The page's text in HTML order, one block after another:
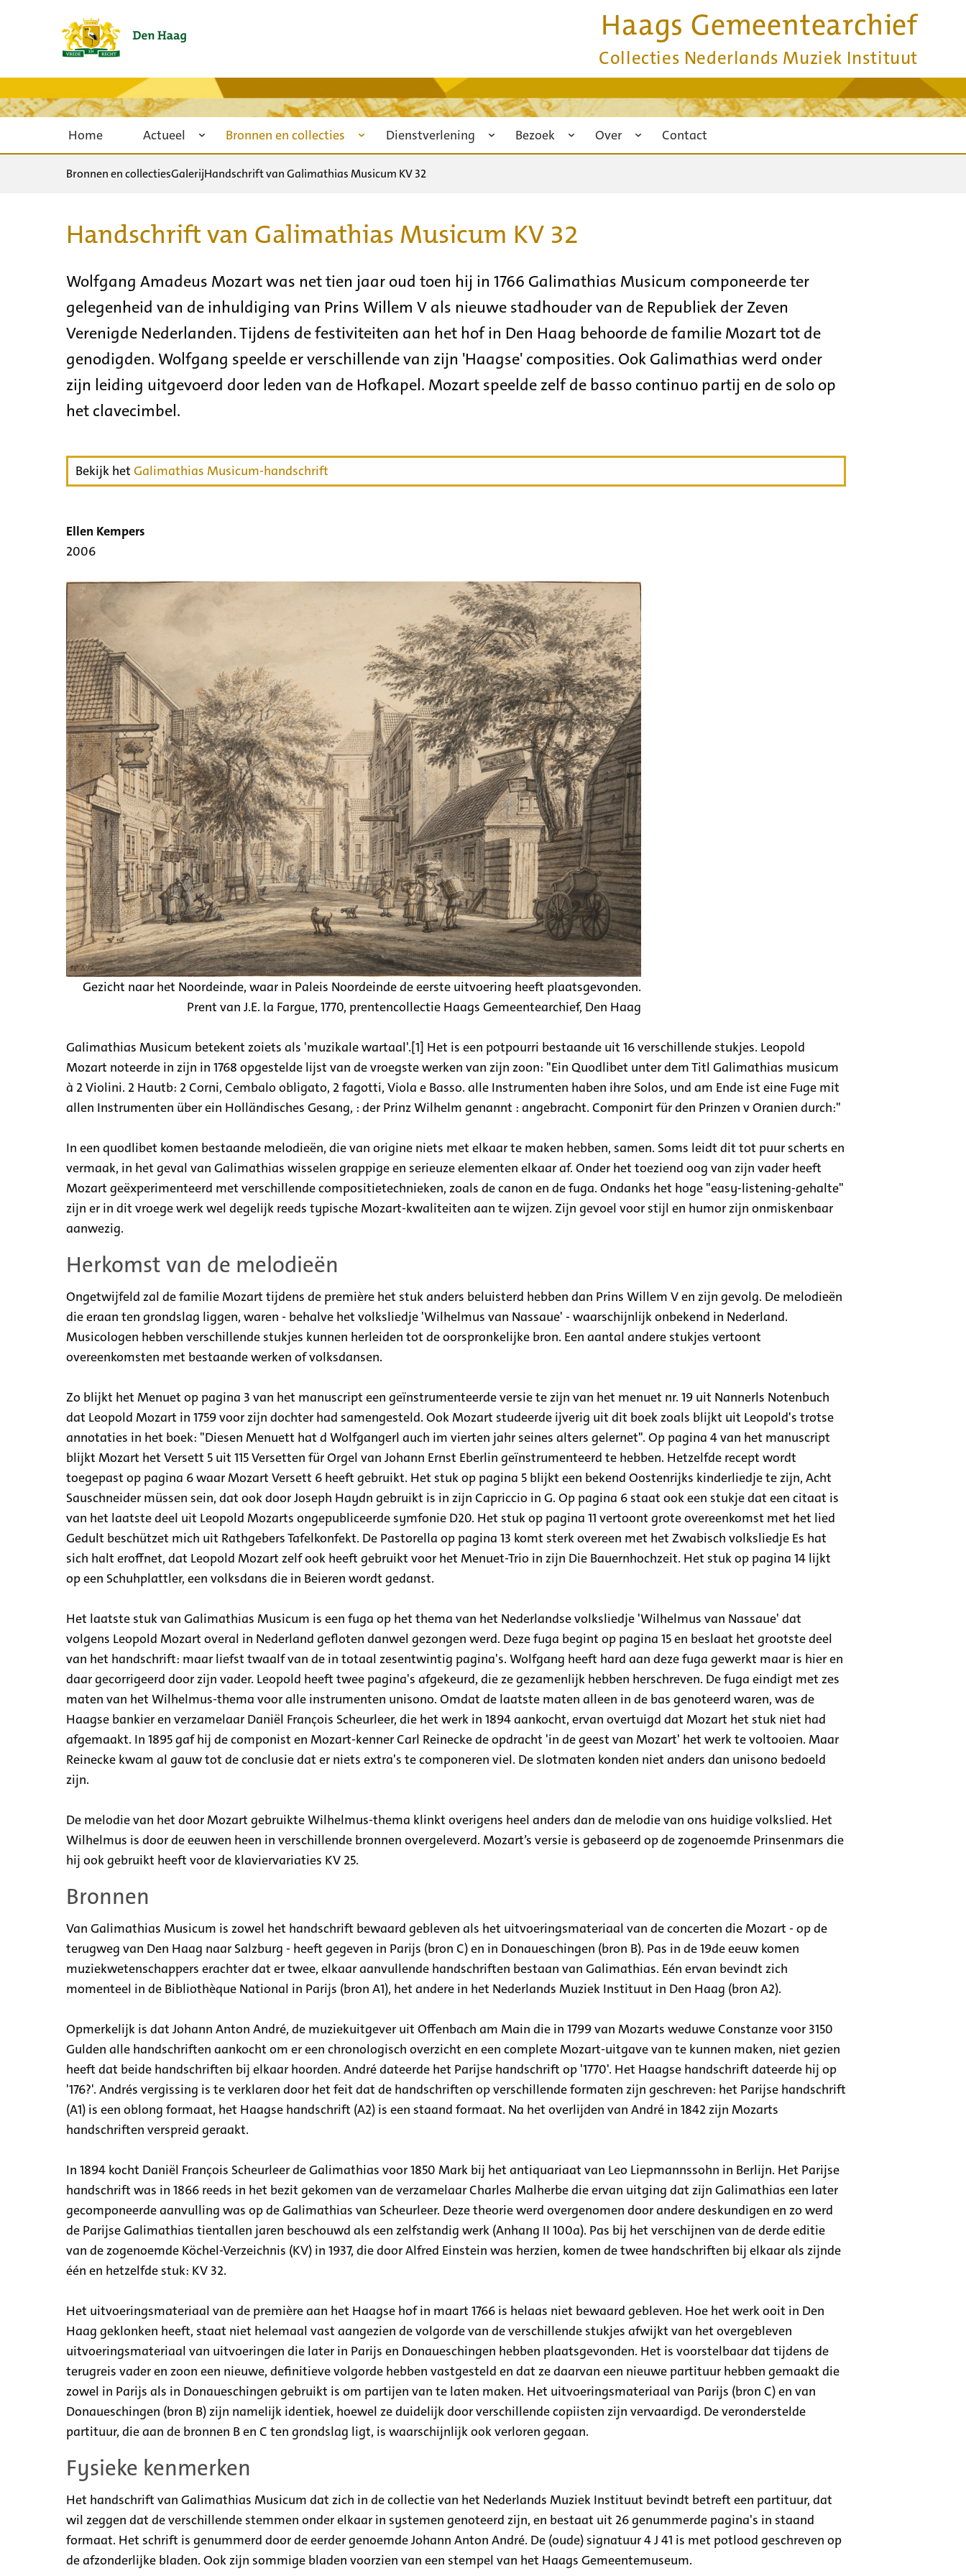
Haags Gemeentearchief
Collecties Nederlands Muziek Instituut
Home Actueel Bronnen en collecties Dienstverlening Bezoek Over Contact
Bronnen en collectiesGalerijHandschrift van Galimathias Musicum KV 32
Handschrift van Galimathias Musicum KV 32
Wolfgang Amadeus Mozart was net tien jaar oud toen hij in 1766 Galimathias Musicum componeerde ter
gelegenheid van de inhuldiging van Prins Willem V als nieuwe stadhouder van de Republiek der Zeven
Verenigde Nederlanden. Tijdens de festiviteiten aan het hof in Den Haag behoorde de familie Mozart tot de
genodigden. Wolfgang speelde er verschillende van zijn 'Haagse' composities. Ook Galimathias werd onder
zijn leiding uitgevoerd door leden van de Hofkapel. Mozart speelde zelf de basso continuo partij en de solo op
het clavecimbel.
Bekijk het Galimathias Musicum-handschrift
Ellen Kempers
2006
Gezicht naar het Noordeinde, waar in Paleis Noordeinde de eerste uitvoering heeft plaatsgevonden.
Prent van J.E. la Fargue, 1770, prentencollectie Haags Gemeentearchief, Den Haag
Galimathias Musicum betekent zoiets als 'muzikale wartaal'.[1] Het is een potpourri bestaande uit 16 verschillende stukjes. Leopold
Mozart noteerde in zijn in 1768 opgestelde lijst van de vroegste werken van zijn zoon: "Ein Quodlibet unter dem Titl Galimathias musicum
à 2 Violini. 2 Hautb: 2 Corni, Cembalo obligato, 2 fagotti, Viola e Basso. alle Instrumenten haben ihre Solos, und am Ende ist eine Fuge mit
allen Instrumenten über ein Holländisches Gesang, : der Prinz Wilhelm genannt : angebracht. Componirt für den Prinzen v Oranien durch:"
In een quodlibet komen bestaande melodieën, die van origine niets met elkaar te maken hebben, samen. Soms leidt dit tot puur scherts en
vermaak, in het geval van Galimathias wisselen grappige en serieuze elementen elkaar af. Onder het toeziend oog van zijn vader heeft
Mozart geëxperimenteerd met verschillende compositietechnieken, zoals de canon en de fuga. Ondanks het hoge "easy-listening-gehalte"
zijn er in dit vroege werk wel degelijk reeds typische Mozart-kwaliteiten aan te wijzen. Zijn gevoel voor stijl en humor zijn onmiskenbaar
aanwezig.
Herkomst van de melodieën
Ongetwijfeld zal de familie Mozart tijdens de première het stuk anders beluisterd hebben dan Prins Willem V en zijn gevolg. De melodieën
die eraan ten grondslag liggen, waren - behalve het volksliedje 'Wilhelmus van Nassaue' - waarschijnlijk onbekend in Nederland.
Musicologen hebben verschillende stukjes kunnen herleiden tot de oorspronkelijke bron. Een aantal andere stukjes vertoont
overeenkomsten met bestaande werken of volksdansen.
Zo blijkt het Menuet op pagina 3 van het manuscript een geïnstrumenteerde versie te zijn van het menuet nr. 19 uit Nannerls Notenbuch
dat Leopold Mozart in 1759 voor zijn dochter had samengesteld. Ook Mozart studeerde ijverig uit dit boek zoals blijkt uit Leopold's trotse
annotaties in het boek: "Diesen Menuett hat d Wolfgangerl auch im vierten jahr seines alters gelernet". Op pagina 4 van het manuscript
blijkt Mozart het Versett 5 uit 115 Versetten für Orgel van Johann Ernst Eberlin geïnstrumenteerd te hebben. Hetzelfde recept wordt
toegepast op pagina 6 waar Mozart Versett 6 heeft gebruikt. Het stuk op pagina 5 blijkt een bekend Oostenrijks kinderliedje te zijn, Acht
Sauschneider müssen sein, dat ook door Joseph Haydn gebruikt is in zijn Capriccio in G. Op pagina 6 staat ook een stukje dat een citaat is
van het laatste deel uit Leopold Mozarts ongepubliceerde symfonie D20. Het stuk op pagina 11 vertoont grote overeenkomst met het lied
Gedult beschützet mich uit Rathgebers Tafelkonfekt. De Pastorella op pagina 13 komt sterk overeen met het Zwabisch volksliedje Es hat
sich halt eroffnet, dat Leopold Mozart zelf ook heeft gebruikt voor het Menuet-Trio in zijn Die Bauernhochzeit. Het stuk op pagina 14 lijkt
op een Schuhplattler, een volksdans die in Beieren wordt gedanst.
Het laatste stuk van Galimathias Musicum is een fuga op het thema van het Nederlandse volksliedje 'Wilhelmus van Nassaue' dat
volgens Leopold Mozart overal in Nederland gefloten danwel gezongen werd. Deze fuga begint op pagina 15 en beslaat het grootste deel
van het handschrift: maar liefst twaalf van de in totaal zesentwintig pagina's. Wolfgang heeft hard aan deze fuga gewerkt maar is hier en
daar gecorrigeerd door zijn vader. Leopold heeft twee pagina's afgekeurd, die ze gezamenlijk hebben herschreven. De fuga eindigt met zes
maten van het Wilhelmus-thema voor alle instrumenten unisono. Omdat de laatste maten alleen in de bas genoteerd waren, was de
Haagse bankier en verzamelaar Daniël François Scheurleer, die het werk in 1894 aankocht, ervan overtuigd dat Mozart het stuk niet had
afgemaakt. In 1895 gaf hij de componist en Mozart-kenner Carl Reinecke de opdracht 'in de geest van Mozart' het werk te voltooien. Maar
Reinecke kwam al gauw tot de conclusie dat er niets extra's te componeren viel. De slotmaten konden niet anders dan unisono bedoeld
zijn.
De melodie van het door Mozart gebruikte Wilhelmus-thema klinkt overigens heel anders dan de melodie van ons huidige volkslied. Het
Wilhelmus is door de eeuwen heen in verschillende bronnen overgeleverd. Mozart’s versie is gebaseerd op de zogenoemde Prinsenmars die
hij ook gebruikt heeft voor de klaviervariaties KV 25.
Bronnen
Van Galimathias Musicum is zowel het handschrift bewaard gebleven als het uitvoeringsmateriaal van de concerten die Mozart - op de
terugweg van Den Haag naar Salzburg - heeft gegeven in Parijs (bron C) en in Donaueschingen (bron B). Pas in de 19de eeuw komen
muziekwetenschappers erachter dat er twee, elkaar aanvullende handschriften bestaan van Galimathias. Eén ervan bevindt zich
momenteel in de Bibliothèque National in Parijs (bron A1), het andere in het Nederlands Muziek Instituut in Den Haag (bron A2).
Opmerkelijk is dat Johann Anton André, de muziekuitgever uit Offenbach am Main die in 1799 van Mozarts weduwe Constanze voor 3150
Gulden alle handschriften aankocht om er een chronologisch overzicht en een complete Mozart-uitgave van te kunnen maken, niet gezien
heeft dat beide handschriften bij elkaar hoorden. André dateerde het Parijse handschrift op '1770'. Het Haagse handschrift dateerde hij op
'176?'. Andrés vergissing is te verklaren door het feit dat de handschriften op verschillende formaten zijn geschreven: het Parijse handschrift
(A1) is een oblong formaat, het Haagse handschrift (A2) is een staand formaat. Na het overlijden van André in 1842 zijn Mozarts
handschriften verspreid geraakt.
In 1894 kocht Daniël François Scheurleer de Galimathias voor 1850 Mark bij het antiquariaat van Leo Liepmannssohn in Berlijn. Het Parijse
handschrift was in 1866 reeds in het bezit gekomen van de verzamelaar Charles Malherbe die ervan uitging dat zijn Galimathias een later
gecomponeerde aanvulling was op de Galimathias van Scheurleer. Deze theorie werd overgenomen door andere deskundigen en zo werd
de Parijse Galimathias tientallen jaren beschouwd als een zelfstandig werk (Anhang II 100a). Pas bij het verschijnen van de derde editie
van de zogenoemde Köchel-Verzeichnis (KV) in 1937, die door Alfred Einstein was herzien, komen de twee handschriften bij elkaar als zijnde
één en hetzelfde stuk: KV 32.
Het uitvoeringsmateriaal van de première aan het Haagse hof in maart 1766 is helaas niet bewaard gebleven. Hoe het werk ooit in Den
Haag geklonken heeft, staat niet helemaal vast aangezien de volgorde van de verschillende stukjes afwijkt van het overgebleven
uitvoeringsmateriaal van uitvoeringen die later in Parijs en Donaueschingen hebben plaatsgevonden. Het is voorstelbaar dat tijdens de
terugreis vader en zoon een nieuwe, definitieve volgorde hebben vastgesteld en dat ze daarvan een nieuwe partituur hebben gemaakt die
zowel in Parijs als in Donaueschingen gebruikt is om partijen van te laten maken. Het uitvoeringsmateriaal van Parijs (bron C) en van
Donaueschingen (bron B) zijn namelijk identiek, hoewel ze duidelijk door verschillende copiisten zijn vervaardigd. De veronderstelde
partituur, die aan de bronnen B en C ten grondslag ligt, is waarschijnlijk ook verloren gegaan.
Fysieke kenmerken
Het handschrift van Galimathias Musicum dat zich in de collectie van het Nederlands Muziek Instituut bevindt betreft een partituur, dat
wil zeggen dat de verschillende stemmen onder elkaar in systemen genoteerd zijn, en bestaat uit 26 genummerde pagina's in staand
formaat. Het schrift is genummerd door de eerder genoemde Johann Anton André. De (oude) signatuur 4 J 41 is met potlood geschreven op
de afzonderlijke bladen. Ook zijn sommige bladen voorzien van een stempel van het Haags Gemeentemuseum.